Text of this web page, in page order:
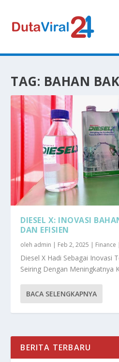
TAG: BAHAN
DIESEL X: INOVASI
DAN EFISIEN
oleh admin | Feb 2, 2025 | Finance
Diesel X Hadi Sebagai Inovasi
Seiring Dengan Meningkatnya
BACA SELENGKAPNYA
BERITA TERBARU